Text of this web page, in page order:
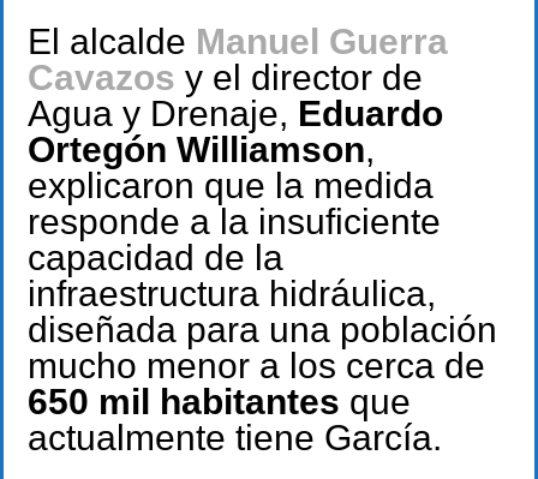
El alcalde Manuel Guerra
Cavazos y el director de
Agua y Drenaje, Eduardo
Ortegón Williamson,
explicaron que la medida
responde a la insuficiente
capacidad de la
infraestructura hidráulica,
diseñada para una población
mucho menor a los cerca de
650 mil habitantes que
actualmente tiene García.